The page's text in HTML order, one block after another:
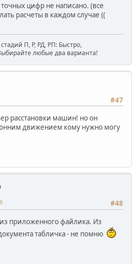
точных цифр не написано. (все
расчеты в каждом случае ((
П, Р, РД, РП: Быстро,
любые два варианта!
#47
расстановки машин! но он
движением кому нужно могу
#48
приложенного файлика. Из
табличка - не помню